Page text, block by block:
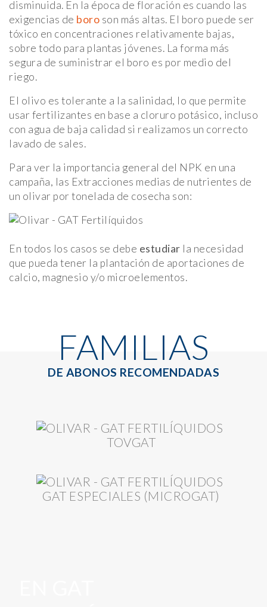
disminuida. En la época de floración es cuando las
exigencias de boro son más altas. El boro puede ser
tóxico en concentraciones relativamente bajas,
sobre todo para plantas jóvenes. La forma más
segura de suministrar el boro es por medio del
riego.
El olivo es tolerante a la salinidad, lo que permite
usar fertilizantes en base a cloruro potásico, incluso
con agua de baja calidad si realizamos un correcto
lavado de sales.
Para ver la importancia general del NPK en una
campaña, las Extracciones medias de nutrientes de
un olivar por tonelada de cosecha son:
En todos los casos se debe estudiar la necesidad
que pueda tener la plantación de aportaciones de
calcio, magnesio y/o microelementos.
FAMILIAS
DE ABONOS RECOMENDADAS
TOVGAT
GAT ESPECIALES (MICROGAT)